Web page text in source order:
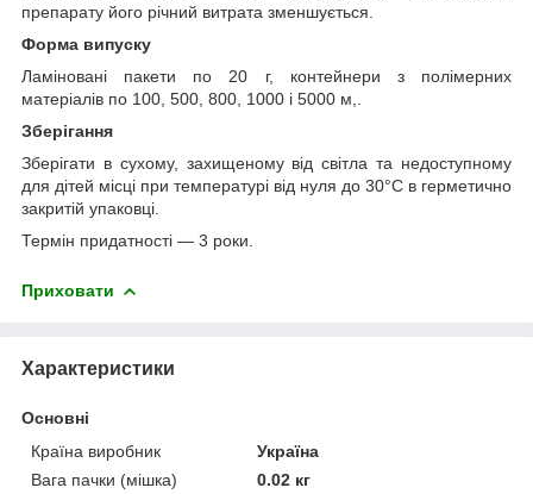
препарату його річний витрата зменшується.
Форма випуску
Ламіновані пакети по 20 г, контейнери з полімерних
матеріалів по 100, 500, 800, 1000 і 5000 м,.
Зберігання
Зберігати в сухому, захищеному від світла та недоступному
для дітей місці при температурі від нуля до 30°С в герметично
закритій упаковці.
Термін придатності ― 3 роки.
Приховати
Характеристики
Основні
Країна виробник
Україна
Вага пачки (мішка)
0.02 кг